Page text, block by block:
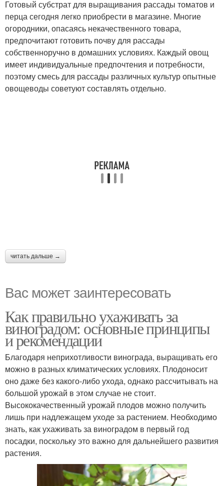
Готовый субстрат для выращивания рассады томатов и
перца сегодня легко приобрести в магазине. Многие
огородники, опасаясь некачественного товара,
предпочитают готовить почву для рассады
собственноручно в домашних условиях. Каждый овощ
имеет индивидуальные предпочтения и потребности,
поэтому смесь для рассады различных культур опытные
овощеводы советуют составлять отдельно.
читать дальше →
Вас может заинтересовать
Как правильно ухаживать за
виноградом: основные принципы
и рекомендации
Благодаря неприхотливости винограда, выращивать его
можно в разных климатических условиях. Плодоносит
оно даже без какого-либо ухода, однако рассчитывать на
большой урожай в этом случае не стоит.
Высококачественный урожай плодов можно получить
лишь при надлежащем уходе за растением. Необходимо
знать, как ухаживать за виноградом в первый год
посадки, поскольку это важно для дальнейшего развития
растения.